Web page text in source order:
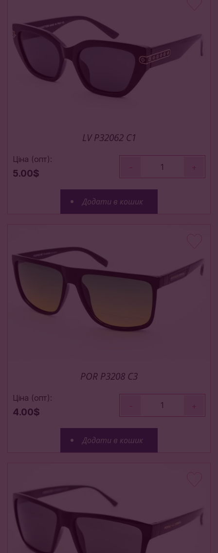
LV P32062 C1
Ціна (опт):
5.00$
- +
Додати в кошик
POR P3208 C3
Ціна (опт):
4.00$
- +
Додати в кошик